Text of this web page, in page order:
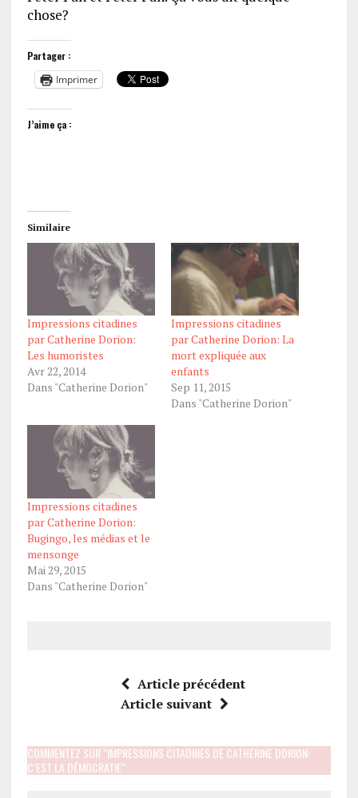
chose?
Partager :
Imprimer
J’aime ça :
Similaire
Impressions citadines
par Catherine Dorion:
Les humoristes
Avr 22, 2014
Dans "Catherine Dorion"
Impressions citadines
par Catherine Dorion: La
mort expliquée aux
enfants
Sep 11, 2015
Dans "Catherine Dorion"
Impressions citadines
par Catherine Dorion:
Bugingo, les médias et le
mensonge
Mai 29, 2015
Dans "Catherine Dorion"
Article précédent
Article suivant
COMMENTEZ SUR "IMPRESSIONS CITADINES DE CATHERINE DORION:
C’EST LA DÉMOCRATIE"